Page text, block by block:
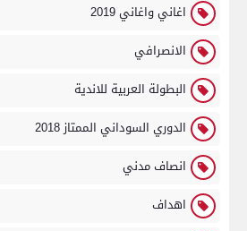
اغاني واغاني 2019
الانصرافي
البطولة العربية للاندية
الدوري السوداني الممتاز 2018
انصاف مدني
اهداف